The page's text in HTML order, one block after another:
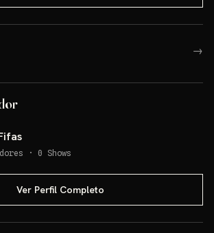
→
· 0 Shows
Ver Perfil Completo